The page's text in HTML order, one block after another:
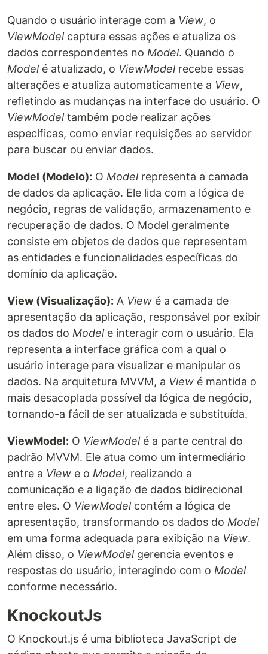
Quando o usuário interage com a View, o
ViewModelcaptura essas ações e atualiza os
dados correspondentes no Model. Quando o
Modelé atualizado, o ViewModelrecebe essas
alterações e atualiza automaticamente a View,
refletindo as mudanças na interface do usuário. O
ViewModeltambém pode realizar ações
específicas, como enviar requisições ao servidor
para buscar ou enviar dados.
Model (Modelo): O Modelrepresenta a camada
de dados da aplicação. Ele lida com a lógica de
negócio, regras de validação, armazenamento e
recuperação de dados. O Model geralmente
consiste em objetos de dados que representam
as entidades e funcionalidades específicas do
domínio da aplicação.
View (Visualização): A View é a camada de
apresentação da aplicação, responsável por exibir
os dados do Modele interagir com o usuário. Ela
representa a interface gráfica com a qual o
usuário interage para visualizar e manipular os
dados. Na arquitetura MVVM, a View é mantida o
mais desacoplada possível da lógica de negócio,
tornando-a fácil de ser atualizada e substituída.
ViewModel: O ViewModelé a parte central do
padrão MVVM. Ele atua como um intermediário
entre a View e o Model, realizando a
comunicação e a ligação de dados bidirecional
entre eles. O ViewModelcontém a lógica de
apresentação, transformando os dados do Model
em uma forma adequada para exibição na View.
Além disso, o ViewModelgerencia eventos e
respostas do usuário, interagindo com o Model
conforme necessário.
KnockoutJs
O Knockout.js é uma biblioteca JavaScript de